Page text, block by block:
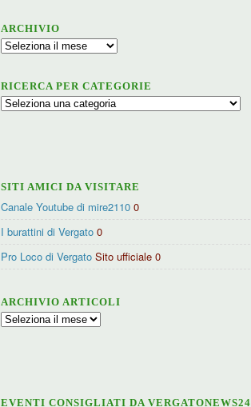
ARCHIVIO
Archivio
RICERCA PER CATEGORIE
Ricerca
SITI AMICI DA VISITARE
Canale Youtube di mire2110 0
I burattini di Vergato 0
Pro Loco di Vergato Sito ufficiale 0
ARCHIVIO ARTICOLI
Archivio
EVENTI CONSIGLIATI DA VERGATONEWS24